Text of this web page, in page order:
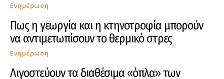
Ενημέρωση
Πως η γεωργία και η κτηνοτροφία μπορούν
να αντιμετωπίσουν το θερμικό στρες
Ενημέρωση
Λιγοστεύουν τα διαθέσιμα «όπλα» των